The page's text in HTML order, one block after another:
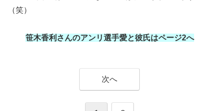
（笑）
笹木香利さんのアンリ選手愛と彼氏はページ2へ
次へ